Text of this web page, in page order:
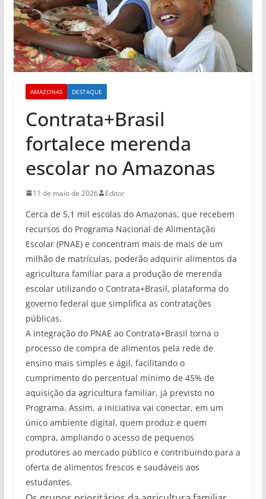
AMAZONAS DESTAQUE
Contrata+Brasil
fortalece merenda
escolar no Amazonas
11 de maio de 2026 Editor
Cerca de 5,1 mil escolas do Amazonas, que recebem
recursos do Programa Nacional de Alimentação
Escolar (PNAE) e concentram mais de mais de um
milhão de matrículas, poderão adquirir alimentos da
agricultura familiar para a produção de merenda
escolar utilizando o Contrata+Brasil, plataforma do
governo federal que simplifica as contratações
públicas.
A integração do PNAE ao Contrata+Brasil torna o
processo de compra de alimentos pela rede de
ensino mais simples e ágil, facilitando o
cumprimento do percentual mínimo de 45% de
aquisição da agricultura familiar, já previsto no
Programa. Assim, a iniciativa vai conectar, em um
único ambiente digital, quem produz e quem
compra, ampliando o acesso de pequenos
produtores ao mercado público e contribuindo para a
oferta de alimentos frescos e saudáveis aos
estudantes.